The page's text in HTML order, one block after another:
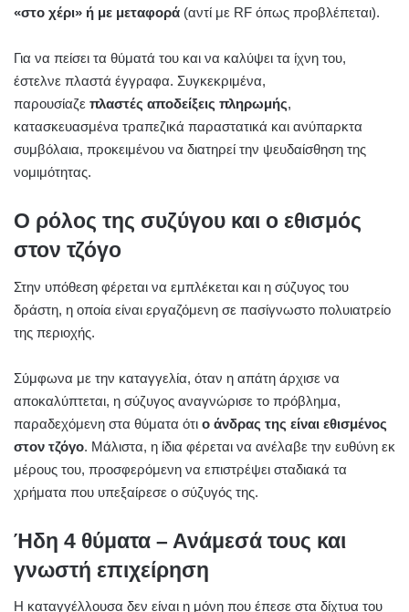
«στο χέρι» ή με μεταφορά (αντί με RF όπως προβλέπεται).
Για να πείσει τα θύματά του και να καλύψει τα ίχνη του,
έστελνε πλαστά έγγραφα. Συγκεκριμένα,
παρουσίαζε πλαστές αποδείξεις πληρωμής,
κατασκευασμένα τραπεζικά παραστατικά και ανύπαρκτα
συμβόλαια, προκειμένου να διατηρεί την ψευδαίσθηση της
νομιμότητας.
Ο ρόλος της συζύγου και ο εθισμός
στον τζόγο
Στην υπόθεση φέρεται να εμπλέκεται και η σύζυγος του
δράστη, η οποία είναι εργαζόμενη σε πασίγνωστο πολυιατρείο
της περιοχής.
Σύμφωνα με την καταγγελία, όταν η απάτη άρχισε να
αποκαλύπτεται, η σύζυγος αναγνώρισε το πρόβλημα,
παραδεχόμενη στα θύματα ότι ο άνδρας της είναι εθισμένος
στον τζόγο. Μάλιστα, η ίδια φέρεται να ανέλαβε την ευθύνη εκ
μέρους του, προσφερόμενη να επιστρέψει σταδιακά τα
χρήματα που υπεξαίρεσε ο σύζυγός της.
Ήδη 4 θύματα – Ανάμεσά τους και
γνωστή επιχείρηση
Η καταγγέλλουσα δεν είναι η μόνη που έπεσε στα δίχτυα του